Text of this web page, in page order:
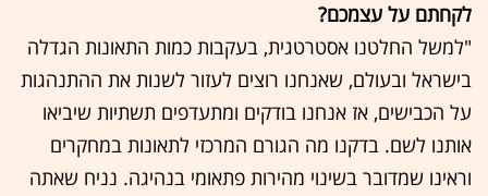
לקחתם על עצמכם?
"למשל החלטנו אסטרטגית, בעקבות כמות התאונות הגדלה
בישראל ובעולם, שאנחנו רוצים לעזור לשנות את ההתנהגות
על הכבישים, אז אנחנו בודקים ומתעדפים תשתיות שיביאו
אותנו לשם. בדקנו מה הגורם המרכזי לתאונות במחקרים
וראינו שמדובר בשינוי מהירות פתאומי בנהיגה. נניח שאתה